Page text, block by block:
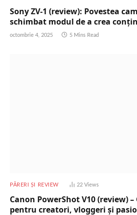
Sony ZV-1 (review): Povestea
schimbat modul de a crea
octombrie 4, 2025 5 Mins Read
PĂRERI ȘI REVIEW 22 Views
Canon PowerShot V10 (review)
pentru creatori, vloggeri și